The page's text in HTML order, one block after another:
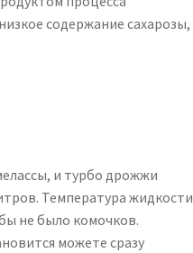
содержание сахарозы,
и турбо дрожжи
Температура жидкости
не было комочков.
можете сразу